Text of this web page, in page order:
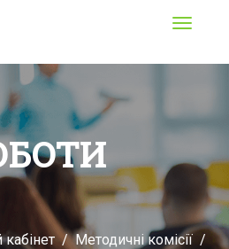
Toggle
Методичні комісії